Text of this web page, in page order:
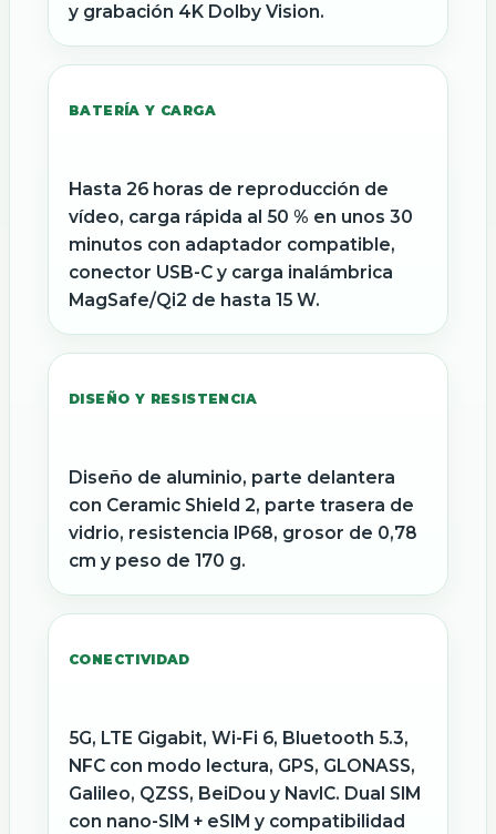
y grabación 4K Dolby Vision.
BATERÍA Y CARGA
Hasta 26 horas de reproducción de
vídeo, carga rápida al 50 % en unos 30
minutos con adaptador compatible,
conector USB-C y carga inalámbrica
MagSafe/Qi2 de hasta 15 W.
DISEÑO Y RESISTENCIA
Diseño de aluminio, parte delantera
con Ceramic Shield 2, parte trasera de
vidrio, resistencia IP68, grosor de 0,78
cm y peso de 170 g.
CONECTIVIDAD
5G, LTE Gigabit, Wi-Fi 6, Bluetooth 5.3,
NFC con modo lectura, GPS, GLONASS,
Galileo, QZSS, BeiDou y NavIC. Dual SIM
con nano-SIM + eSIM y compatibilidad